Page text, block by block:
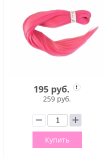
195 руб.
259 руб.
Купить